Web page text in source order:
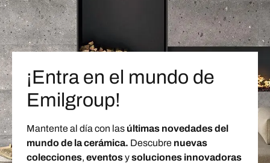
¡Entra en el mundo de
Emilgroup!
Mantente al día con las últimas novedades del
mundo de la cerámica. Descubre nuevas
colecciones, eventosysoluciones innovadoras